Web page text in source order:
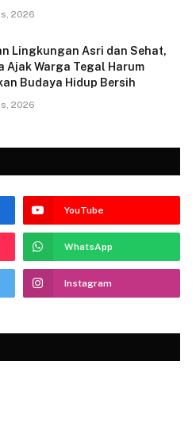
2026
Lingkungan Asri dan Sehat,
Ajak Warga Tegal Harum
Budaya Hidup Bersih
2026
YouTube
WhatsApp
Instagram